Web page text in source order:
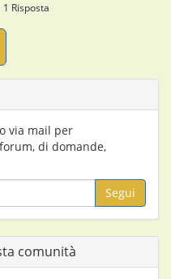
1 Risposta
Post
via mail per
di domande,
Segui
comunità